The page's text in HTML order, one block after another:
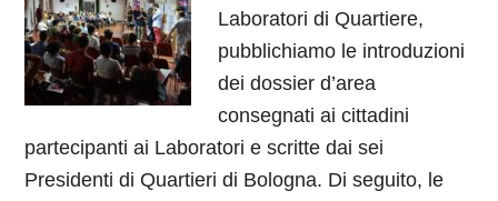
Laboratori di Quartiere,
pubblichiamo le introduzioni
dei dossier d’area
consegnati ai cittadini
partecipanti ai Laboratori e scritte dai sei
Presidenti di Quartieri di Bologna. Di seguito, le